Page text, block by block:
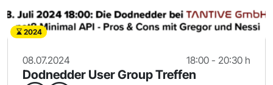
2024
08.07.2024 18:00 - 20:30 h
Dodnedder User Group Treffen